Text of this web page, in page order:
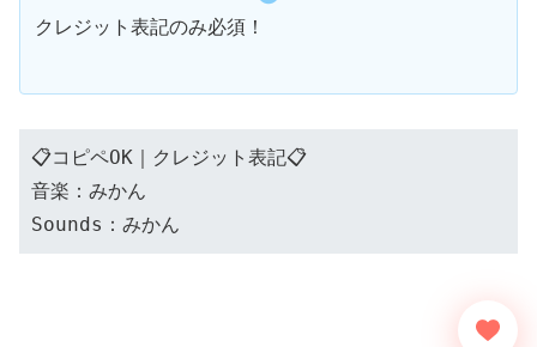
クレジット表記のみ必須！
📋コピペOK｜クレジット表記📋
音楽：みかん
Sounds：みかん